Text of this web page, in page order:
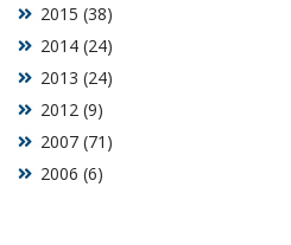
2006 (6)
2007 (71)
2012 (9)
2013 (24)
2014 (24)
2015 (38)